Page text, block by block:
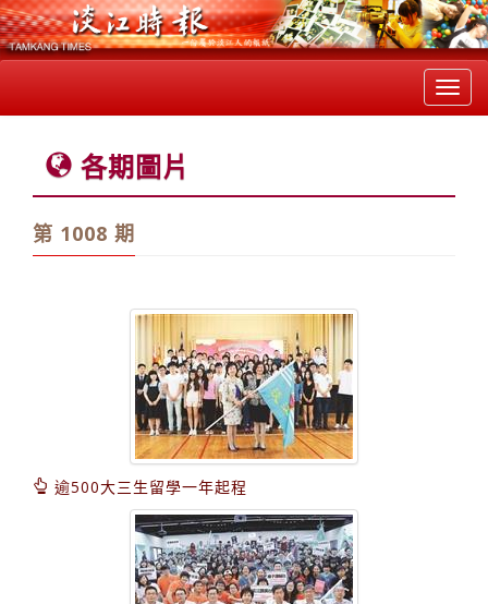
各期圖片
第 1008 期
逾500大三生留學一年起程